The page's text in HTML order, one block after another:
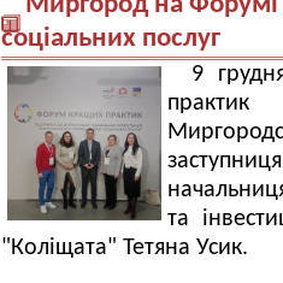
соціальних послуг
9
та
"Коліщата" Тетяна Усик.